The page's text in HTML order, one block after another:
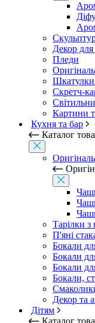
Декор
Пледи
Шкатулки
Скретч-
Картини
Кухня та бар
Каталог
Тарілки
П'яні
Бокали
Бокали
Бокали
Бокали,
Декор та
Дітям
Каталог